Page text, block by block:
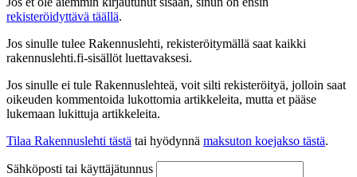
rekisteröidyttävä täällä.
Jos sinulle tulee Rakennuslehti, rekisteröitymällä saat kaikki
rakennuslehti.fi-sisällöt luettavaksesi.
Jos sinulle ei tule Rakennuslehteä, voit silti rekisteröityä, jolloin saat
oikeuden kommentoida lukottomia artikkeleita, mutta et pääse
lukemaan lukittuja artikkeleita.
Tilaa Rakennuslehti tästä tai hyödynnä maksuton koejakso tästä.
Sähköposti tai käyttäjätunnus